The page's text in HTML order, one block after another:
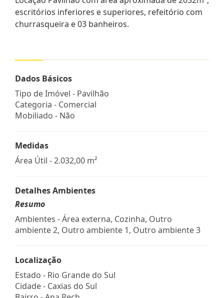
escritórios inferiores e superiores, refeitório com
churrasqueira e 03 banheiros.
Dados Básicos
Tipo de Imóvel - Pavilhão
Categoria - Comercial
Mobiliado - Não
Medidas
Área Útil - 2.032,00 m²
Detalhes Ambientes
Resumo
Ambientes - Área externa, Cozinha, Outro
ambiente 2, Outro ambiente 1, Outro ambiente 3
Localização
Estado - Rio Grande do Sul
Cidade - Caxias do Sul